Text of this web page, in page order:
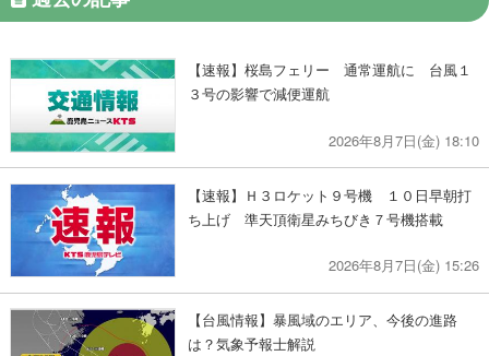
【速報】桜島フェリー 通常運航に 台風１
３号の影響で減便運航
2026年8月7日(金) 18:10
【速報】Ｈ３ロケット９号機 １０日早朝打
ち上げ 準天頂衛星みちびき７号機搭載
2026年8月7日(金) 15:26
【台風情報】暴風域のエリア、今後の進路
は？気象予報士解説